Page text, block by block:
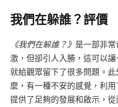
我們在躲誰？評價
《我們在躲誰？》 是一部非
激，但卻引人入勝，這可以
就給觀眾留下了很多問題。
麼，有一種不安的感覺，利
提供了足夠的發展和啟示，從